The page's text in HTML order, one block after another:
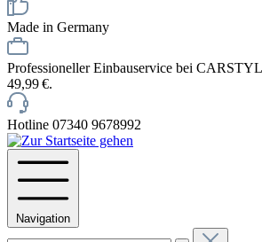
Made in Germany
Professioneller Einbauservice bei
49,99 €.
Hotline 07340 9678992
Navigation